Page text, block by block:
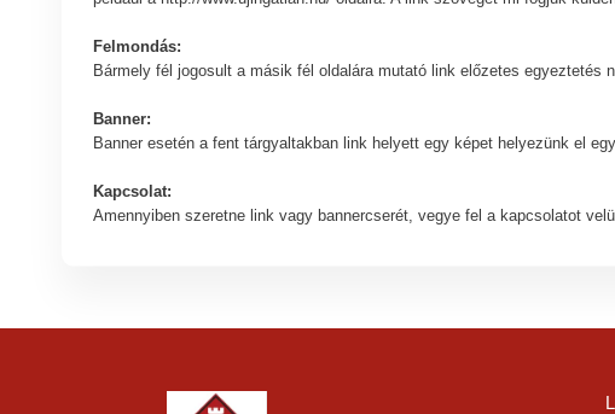
Felmondás:
Bármely fél jogosult a másik fél oldalára mutató link előzetes
Banner:
Banner esetén a fent tárgyaltakban link helyett egy képet helyezünk el
Kapcsolat:
Amennyiben szeretne link vagy bannercserét, vegye fel a kapcsolatot